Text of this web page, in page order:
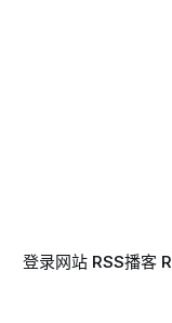
登录网站 RSS播客